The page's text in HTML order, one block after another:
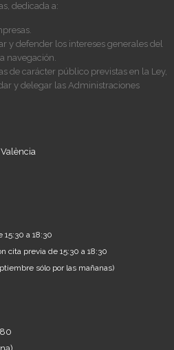
dedicada a:
y defender los intereses generales del
navegación.
de carácter público previstas en la Ley,
y delegar las Administraciones
15:30 a 18:30
cita previa de 15:30 a 18:30
sólo por las mañanas)